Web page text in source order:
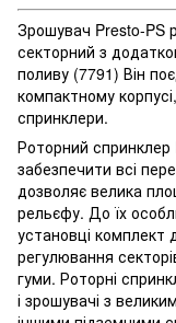
Зрошувач Presto-PS
секторний з
поливу (7791) Він
компактному
спринклери.
Роторний
забезпечити всі
дозволяє велика
рельєфу. До їх
установці комплект
регулювання
гуми. Роторні
і зрошувачі з